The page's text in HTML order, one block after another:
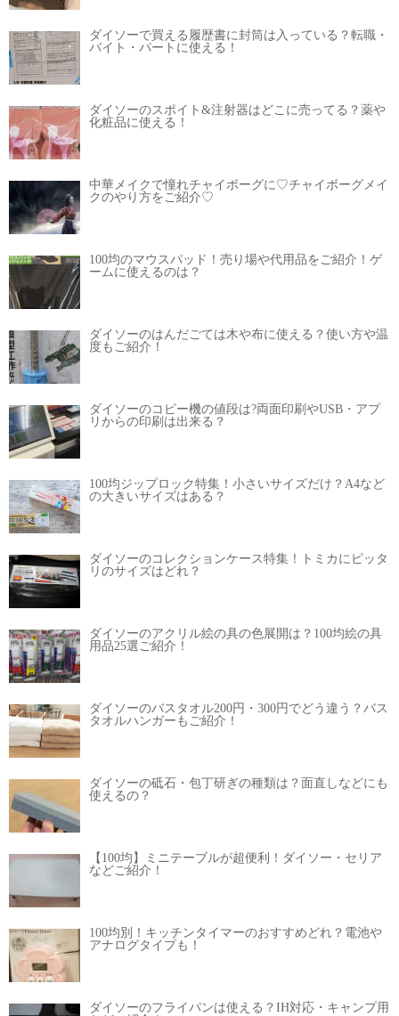
ダイソーで買える履歴書に封筒は入っている？転職・
バイト・パートに使える！
ダイソーのスポイト&注射器はどこに売ってる？薬や
化粧品に使える！
中華メイクで憧れチャイボーグに♡チャイボーグメイ
クのやり方をご紹介♡
100均のマウスパッド！売り場や代用品をご紹介！ゲ
ームに使えるのは？
ダイソーのはんだごては木や布に使える？使い方や温
度もご紹介！
ダイソーのコピー機の値段は?両面印刷やUSB・アプ
リからの印刷は出来る？
100均ジップロック特集！小さいサイズだけ？A4など
の大きいサイズはある？
ダイソーのコレクションケース特集！トミカにピッタ
リのサイズはどれ？
ダイソーのアクリル絵の具の色展開は？100均絵の具
用品25選ご紹介！
ダイソーのバスタオル200円・300円でどう違う？バス
タオルハンガーもご紹介！
ダイソーの砥石・包丁研ぎの種類は？面直しなどにも
使えるの？
【100均】ミニテーブルが超便利！ダイソー・セリア
などご紹介！
100均別！キッチンタイマーのおすすめどれ？電池や
アナログタイプも！
ダイソーのフライパンは使える？IH対応・キャンプ用